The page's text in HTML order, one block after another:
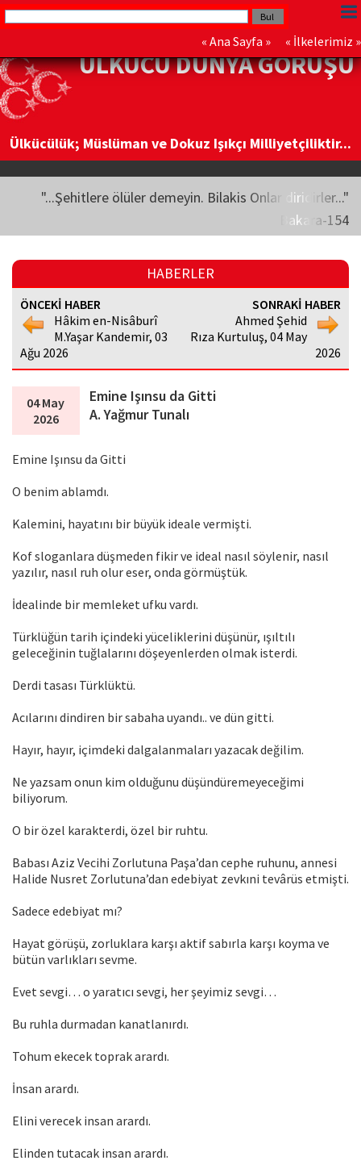
« Ana Sayfa » « İlkelerimiz »
ÜLKÜCÜ DÜNYA GÖRÜŞÜ
Ülkücülük; Müslüman ve Dokuz Işıkçı Milliyetçiliktir...
"...Şehitlere ölüler demeyin. Bilakis Onlar diridirler..."
Bakara-154
HABERLER
ÖNCEKİ HABER
Hâkim en-Nisâburî
M.Yaşar Kandemir, 03
Ağu 2026
SONRAKİ HABER
Ahmed Şehid
Rıza Kurtuluş, 04 May
2026
04 May
2026
Emine Işınsu da Gitti
A. Yağmur Tunalı
Emine Işınsu da Gitti
O benim ablamdı.
Kalemini, hayatını bir büyük ideale vermişti.
Kof sloganlara düşmeden fikir ve ideal nasıl söylenir, nasıl
yazılır, nasıl ruh olur eser, onda görmüştük.
İdealinde bir memleket ufku vardı.
Türklüğün tarih içindeki yüceliklerini düşünür, ışıltılı
geleceğinin tuğlalarını döşeyenlerden olmak isterdi.
Derdi tasası Türklüktü.
Acılarını dindiren bir sabaha uyandı.. ve dün gitti.
Hayır, hayır, içimdeki dalgalanmaları yazacak değilim.
Ne yazsam onun kim olduğunu düşündüremeyeceğimi
biliyorum.
O bir özel karakterdi, özel bir ruhtu.
Babası Aziz Vecihi Zorlutuna Paşa’dan cephe ruhunu, annesi
Halide Nusret Zorlutuna’dan edebiyat zevkıni tevârüs etmişti.
Sadece edebiyat mı?
Hayat görüşü, zorluklara karşı aktif sabırla karşı koyma ve
bütün varlıkları sevme.
Evet sevgi… o yaratıcı sevgi, her şeyimiz sevgi…
Bu ruhla durmadan kanatlanırdı.
Tohum ekecek toprak arardı.
İnsan arardı.
Elini verecek insan arardı.
Elinden tutacak insan arardı.